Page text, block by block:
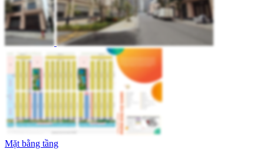
Mặt bằng tầng